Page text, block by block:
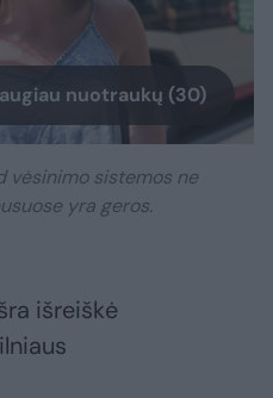
nuotraukų (30)
vėsinimo sistemos ne
yra geros.
išreiškė